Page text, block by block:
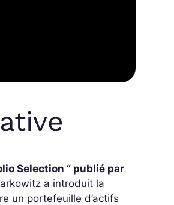
Selection “ publié par
a introduit la
un portefeuille d’actifs